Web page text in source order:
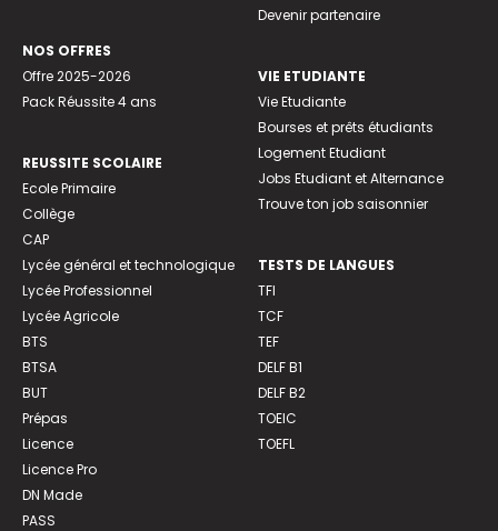
NOS OFFRES
Offre 2025-2026
Pack Réussite 4 ans
REUSSITE SCOLAIRE
Ecole Primaire
Collège
CAP
Lycée général et technologique
Lycée Professionnel
Lycée Agricole
BTS
BTSA
BUT
Prépas
Licence
Licence Pro
DN Made
PASS
Devenir partenaire
VIE ETUDIANTE
Vie Etudiante
Bourses et prêts étudiants
Logement Etudiant
Jobs Etudiant et Alternance
Trouve ton job saisonnier
TESTS DE LANGUES
TFI
TCF
TEF
DELF B1
DELF B2
TOEIC
TOEFL